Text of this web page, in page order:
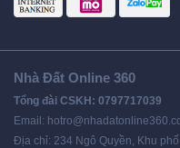
Nhà Đất Online 360
Tổng đài CSKH: 0797717039
Email:
Địa chỉ: 234 Ngô Quyền, Khu